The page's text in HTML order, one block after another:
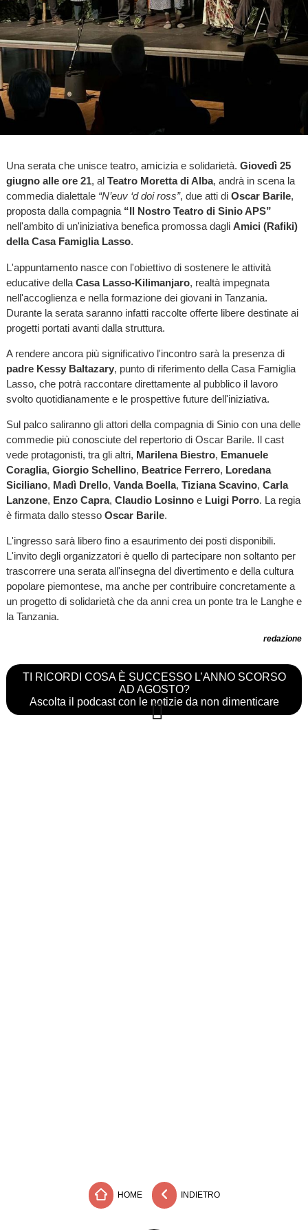
Una serata che unisce teatro, amicizia e solidarietà. Giovedì 25
giugno alle ore 21, al Teatro Moretta di Alba, andrà in scena la
commedia dialettale “N’euv ‘d doi ross”, due atti di Oscar Barile,
proposta dalla compagnia “Il Nostro Teatro di Sinio APS”
nell'ambito di un'iniziativa benefica promossa dagli Amici (Rafiki)
della Casa Famiglia Lasso.
L'appuntamento nasce con l'obiettivo di sostenere le attività
educative della Casa Lasso-Kilimanjaro, realtà impegnata
nell'accoglienza e nella formazione dei giovani in Tanzania.
Durante la serata saranno infatti raccolte offerte libere destinate ai
progetti portati avanti dalla struttura.
A rendere ancora più significativo l'incontro sarà la presenza di
padre Kessy Baltazary, punto di riferimento della Casa Famiglia
Lasso, che potrà raccontare direttamente al pubblico il lavoro
svolto quotidianamente e le prospettive future dell'iniziativa.
Sul palco saliranno gli attori della compagnia di Sinio con una delle
commedie più conosciute del repertorio di Oscar Barile. Il cast
vede protagonisti, tra gli altri, Marilena Biestro, Emanuele
Coraglia, Giorgio Schellino, Beatrice Ferrero, Loredana
Siciliano, Madì Drello, Vanda Boella, Tiziana Scavino, Carla
Lanzone, Enzo Capra, Claudio Losinnoe Luigi Porro. La regia
è firmata dallo stesso Oscar Barile.
L'ingresso sarà libero fino a esaurimento dei posti disponibili.
L'invito degli organizzatori è quello di partecipare non soltanto per
trascorrere una serata all'insegna del divertimento e della cultura
popolare piemontese, ma anche per contribuire concretamente a
un progetto di solidarietà che da anni crea un ponte tra le Langhe e
la Tanzania.
redazione
TI RICORDI COSA È SUCCESSO L’ANNO SCORSO
AD AGOSTO?
Ascolta il podcast con le notizie da non dimenticare
HOME INDIETRO